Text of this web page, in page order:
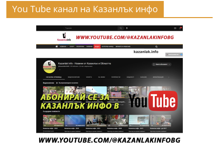
You Tube канал на Казанлък инфо